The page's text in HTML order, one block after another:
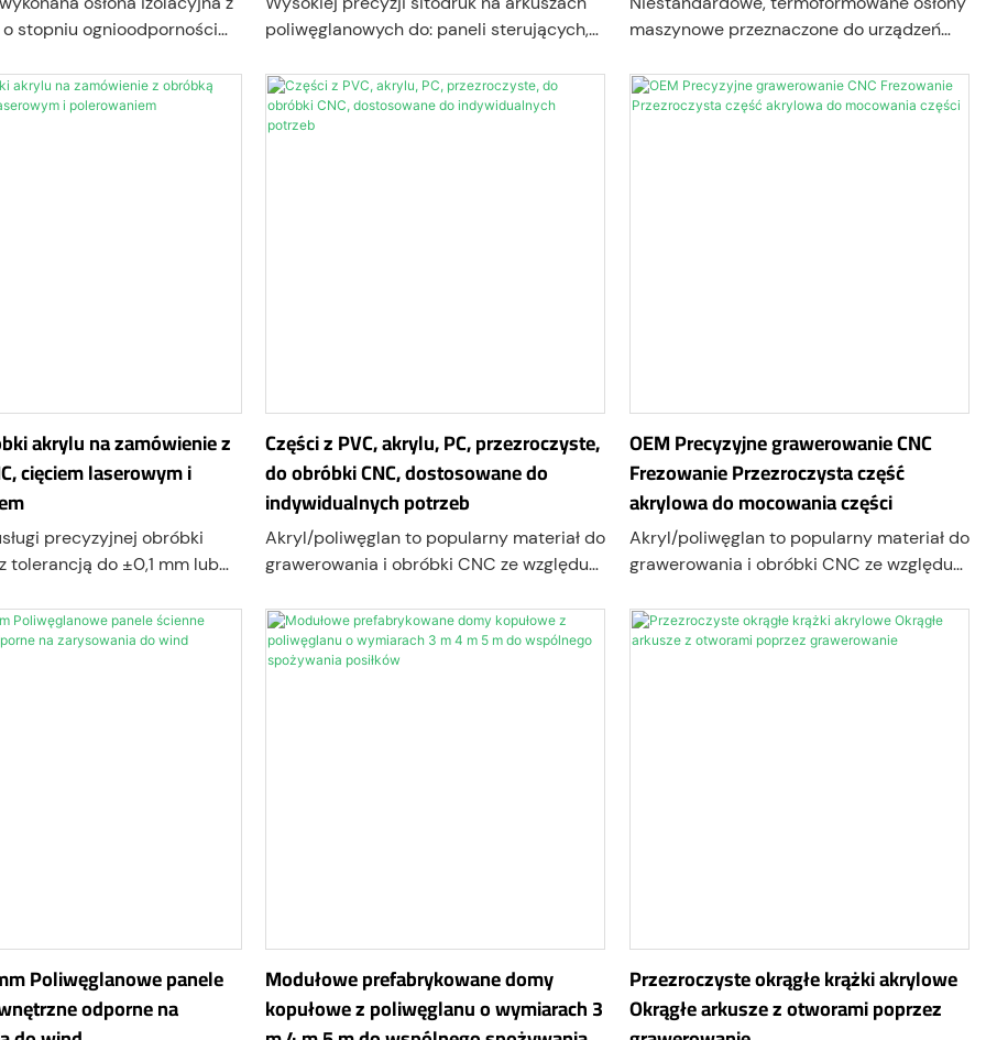
stopniu ognioodporności
i pełnej zgodności z normą
do modułów
poliwęglanowych do: paneli sterujących,
urządzenia, osłon przemysłowych, okien
wystawowych i funkcjonalnych nakładek
graficznych.
maszynowe przeznaczone do urządzeń
przemysłowych. Łącząc wysoką
przejrzystość, doskonałą odporność na
akrylu na zamówienie z
cięciem laserowym i
precyzyjnej obróbki
tolerancją do ±0,1 mm lub
Części z PVC, akrylu, PC, przezroczyste,
do obróbki CNC, dostosowane do
indywidualnych potrzeb
Akryl/poliwęglan to popularny materiał do
grawerowania i obróbki CNC ze względu
przejrzystość optyczną i stabilność
termiczną. Akryl/poliwęglan można
grawerować różnymi technikami, takimi
OEM Precyzyjne grawerowanie CNC
Frezowanie Przezroczysta część
akrylowa do mocowania części
Akryl/poliwęglan to popularny materiał do
grawerowania i obróbki CNC ze względu
przejrzystość optyczną i stabilność
termiczną. Akryl/poliwęglan można
Poliwęglanowe panele
odporne na
Modułowe prefabrykowane domy
kopułowe z poliwęglanu o wymiarach 3
Przezroczyste okrągłe krążki akrylowe
Okrągłe arkusze z otworami poprzez